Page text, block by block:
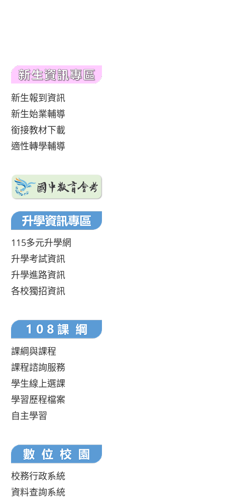
新生報到資訊
新生始業輔導
銜接教材下載
適性轉學輔導
115多元升學網
升學考試資訊
升學進路資訊
各校獨招資訊
課綱與課程
課程諮詢服務
學生線上選課
學習歷程檔案
自主學習
校務行政系統
資料查詢系統